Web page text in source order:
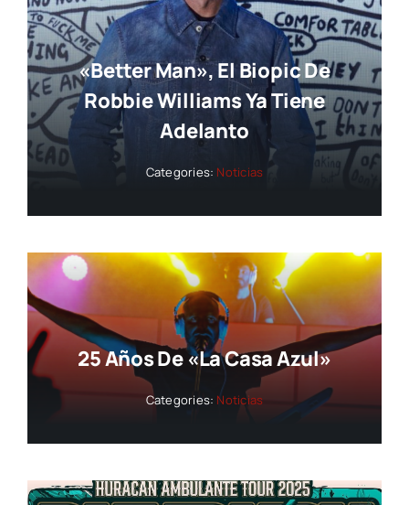
«Better Man», El Biopic De
Robbie Williams Ya Tiene
Adelanto
Categories: Noticias
25 Años De «La Casa Azul»
Categories: Noticias